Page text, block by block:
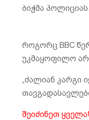
ბიჭმა პოლიციას.
როგორც BBC
უკმაყოფილო
„ძალიან კარგი
შეიძინეთ